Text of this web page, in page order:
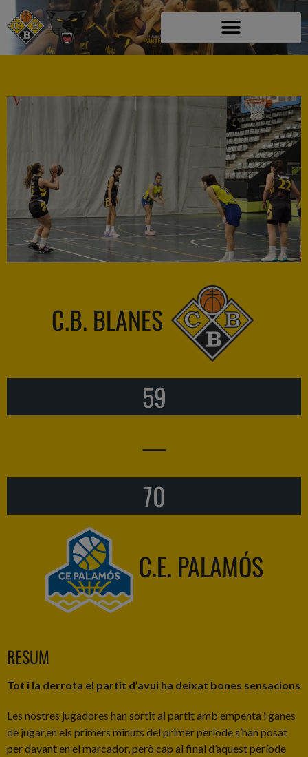
C.B. BLANES
59
—
70
C.E. PALAMÓS
RESUM
Tot i la derrota el partit d’avui ha deixat bones sensacions
Les nostres jugadores han sortit al partit amb empenta i ganes
de jugar,en els primers minuts del primer període s’han posat
per davant en el marcador, però cap al final d’aquest període